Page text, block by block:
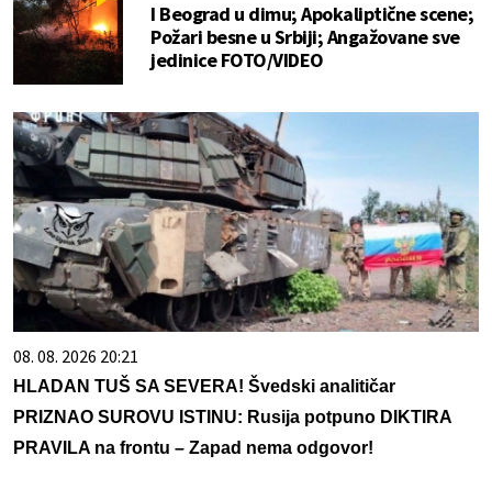
I Beograd u dimu; Apokaliptične scene;
Požari besne u Srbiji; Angažovane sve
jedinice FOTO/VIDEO
08. 08. 2026 20:21
HLADAN TUŠ SA SEVERA! Švedski analitičar
PRIZNAO SUROVU ISTINU: Rusija potpuno DIKTIRA
PRAVILA na frontu – Zapad nema odgovor!